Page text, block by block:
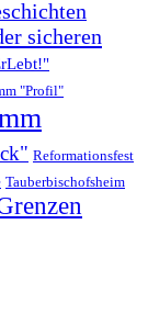
sicheren
"Profil"
Reformationsfest
Tauberbischofsheim